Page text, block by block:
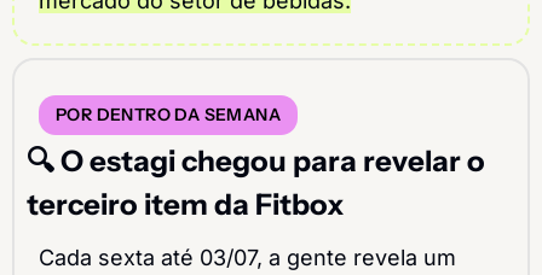
POR DENTRO DA SEMANA
🔍 O estagi chegou para revelar o
terceiro item da Fitbox
Cada sexta até 03/07, a gente revela um